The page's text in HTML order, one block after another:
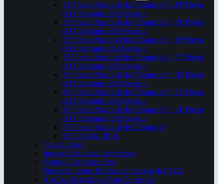
34ª Fiesta Nacional del Chamamé y 20ª Fiesta
del Chamamé del Mercosur
33ª Fiesta Nacional del Chamamé y 19ª Fiesta
del Chamamé del Mercosur
32ª Fiesta Nacional del Chamamé y 18ª Fiesta
del Chamamé del Mercosur
31ª Fiesta Nacional del Chamamé y 17ª Fiesta
del Chamamé del Mercosur
30ª Fiesta Nacional del Chamamé y 16ª Fiesta
del Chamamé del Mercosur
29ª Fiesta Nacional del Chamamé y 15ª Fiesta
del Chamamé del Mercosur
28ª Fiesta Nacional del Chamamé y 14ª Fiesta
del Chamamé del Mercosur
27ª Fiesta Nacional del Chamamé
26ª Edición. 2016.
Taragüi Rock
Juegos Culturales Correntinos
Festival Corrientes Jazz
Encuentro sobre Patrimonio Integral del NEA
ArteCo. Mercado de Arte Corrientes